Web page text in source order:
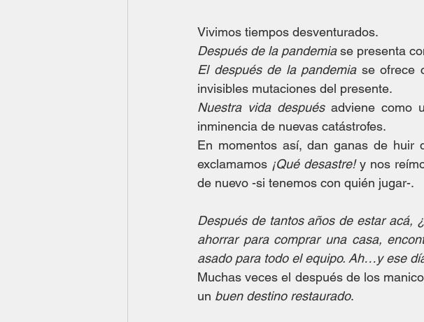
Vivimos tiempos desventurados.
Después de la pandemia se presenta
El después de la pandemia se ofrece
invisibles mutaciones del presente.
Nuestra vida después adviene como
inminencia de nuevas catástrofes.
En momentos así, dan ganas de huir
exclamamos ¡Qué desastre! y nos
de nuevo -si tenemos con quién jugar-.
Después de tantos años de estar acá,
ahorrar para comprar una casa,
asado para todo el equipo. Ah…y ese
Muchas veces el después de los
un buen destino restaurado.